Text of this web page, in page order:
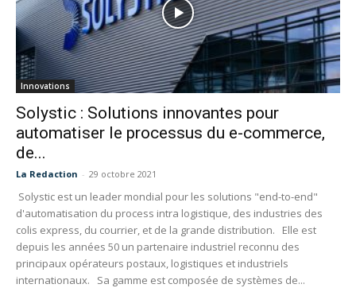
Innovations
Solystic : Solutions innovantes pour
automatiser le processus ​du e-commerce,
de...
La Redaction - 29 octobre 2021
Solystic est un leader mondial pour les solutions "end-to-end"
d'automatisation du process intra logistique, des industries des
colis express, du courrier, et de la grande distribution. Elle est
depuis les années 50 un partenaire industriel reconnu des
principaux opérateurs postaux, logistiques et industriels
internationaux. Sa gamme est composée de systèmes de...